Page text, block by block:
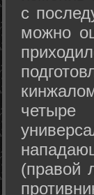
с
можно
(правой